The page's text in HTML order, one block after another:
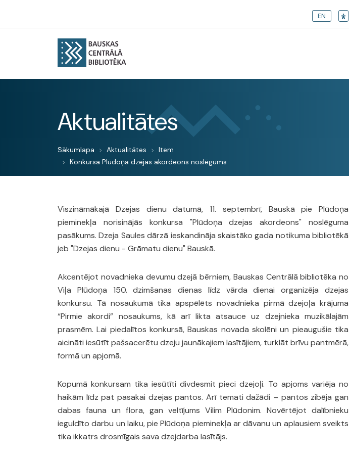
EN
Aktualitātes
Sākumlapa Aktualitātes
Item
Konkursa Plūdoņa dzejas akordeons noslēgums
Viszināmākajā Dzejas dienu datumā, 11. septembrī, Bauskā pie Plūdoņa
pieminekļa norisinājās konkursa "Plūdoņa dzejas akordeons" noslēguma
pasākums. Dzeja Saules dārzā ieskandināja skaistāko gada notikuma bibliotēkā
jeb "Dzejas dienu - Grāmatu dienu" Bauskā.
Akcentējot novadnieka devumu dzejā bērniem, Bauskas Centrālā bibliotēka no
Viļa Plūdoņa 150. dzimšanas dienas līdz vārda dienai organizēja dzejas
konkursu. Tā nosaukumā tika apspēlēts novadnieka pirmā dzejoļa krājuma
“Pirmie akordi” nosaukums, kā arī likta atsauce uz dzejnieka muzikālajām
prasmēm. Lai piedalītos konkursā, Bauskas novada skolēni un pieaugušie tika
aicināti iesūtīt pašsacerētu dzeju jaunākajiem lasītājiem, turklāt brīvu pantmērā,
formā un apjomā.
Kopumā konkursam tika iesūtīti divdesmit pieci dzejoļi. To apjoms variēja no
haikām līdz pat pasakai dzejas pantos. Arī temati dažādi – pantos zibēja gan
dabas fauna un flora, gan veltījums Vilim Plūdonim. Novērtējot dalībnieku
ieguldīto darbu un laiku, pie Plūdoņa pieminekļa ar dāvanu un aplausiem sveikts
tika ikkatrs drosmīgais sava dzejdarba lasītājs.